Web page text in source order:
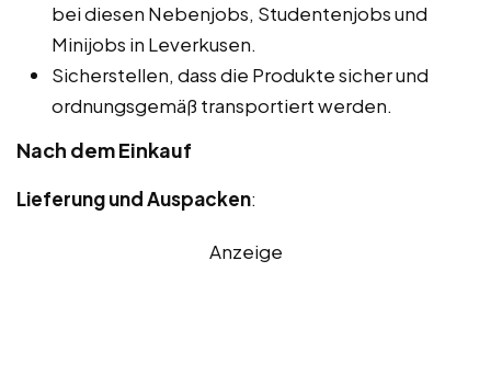
bei diesen Nebenjobs, Studentenjobs und
Minijobs in Leverkusen.
Sicherstellen, dass die Produkte sicher und
ordnungsgemäß transportiert werden.
Nach dem Einkauf
Lieferung und Auspacken:
Anzeige